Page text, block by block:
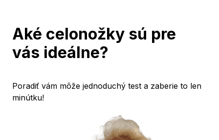
Aké celonožky sú pre
vás ideálne?
Poradiť vám môže jednoduchý test a zaberie to len
minútku!